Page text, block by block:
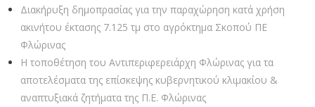
Διακήρυξη δημοπρασίας για την παραχώρηση κατά χρήση
ακινήτου έκτασης 7.125 τμ στο αγρόκτημα Σκοπού ΠΕ
Φλώρινας
Η τοποθέτηση του Αντιπεριφερειάρχη Φλώρινας για τα
αποτελέσματα της επίσκεψης κυβερνητικού κλιμακίου &
αναπτυξιακά ζητήματα της Π.Ε. Φλώρινας